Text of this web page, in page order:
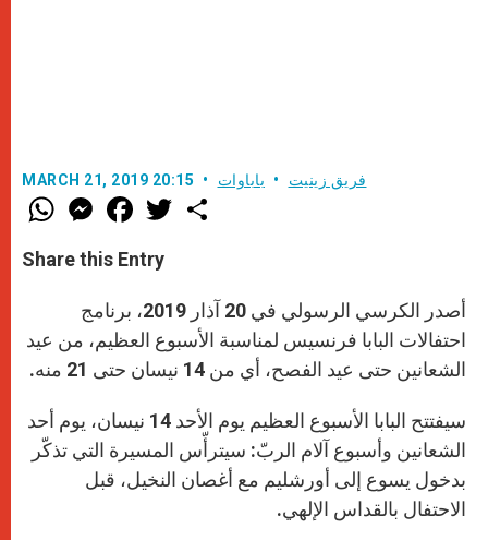
MARCH 21, 2019 20:15 فريق زينيت باباوات
W
h
t
s
M
e
s
e
g
e
r
F
a
e
b
o
k
w
r
Share this Entry
أصدر الكرسي الرسولي في 20 آذار 2019، برنامج
احتفالات البابا فرنسيس لمناسبة الأسبوع العظيم، من عيد
الشعانين حتى عيد الفصح، أي من 14 نيسان حتى 21 منه.
سيفتتح البابا الأسبوع العظيم يوم الأحد 14 نيسان، يوم أحد
الشعانين وأسبوع آلام الربّ: سيترأّس المسيرة التي تذكّر
بدخول يسوع إلى أورشليم مع أغصان النخيل، قبل
الاحتفال بالقداس الإلهي.